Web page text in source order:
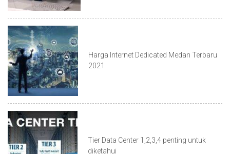
Harga Internet Dedicated Medan Terbaru
2021
Tier Data Center 1,2,3,4 penting untuk
diketahui